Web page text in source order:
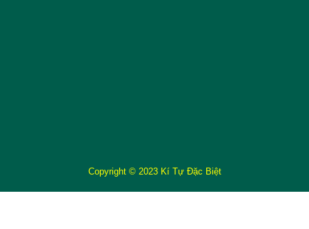
Copyright © 2023 Kí Tự Đặc Biệt